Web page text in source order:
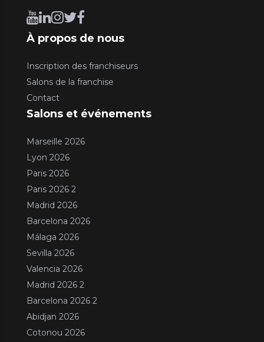
À propos de nous
Inscription des franchiseurs
Salons de la franchise
Contact
Salons et événements
Marseille 2026
Lyon 2026
Paris 2026
Paris 2026 2
Madrid 2026
Barcelona 2026
Málaga 2026
Sevilla 2026
Valencia 2026
Madrid 2026 2
Barcelona 2026 2
Abidjan 2026
Cotonou 2026